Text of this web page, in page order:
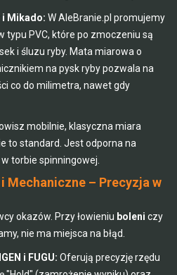
i Mikado: W AleBranie.pl promujemy
typu PVC, które po zmoczeniu są
i śluzu ryby. Mata miarowa o
na pysk ryby pozwala na
co do milimetra, nawet gdy
mobilnie, klasyczna miara
to standard. Jest odporna na
torbie spinningowej.
Mechaniczne – Precyzja w
okazów. Przy łowieniu boleni czy
nie ma miejsca na błąd.
i FUGU: Oferują precyzję rzędu